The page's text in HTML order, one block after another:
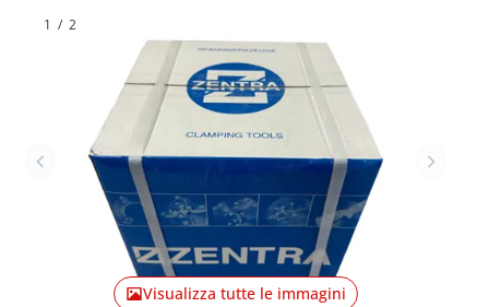
Articolo precedente Articolo
Visualizza tutte le immagini
1 / 2